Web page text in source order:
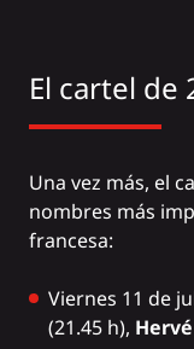
El cartel de
Una vez más, el
nombres más
francesa:
Viernes 11 de
(21.45 h), Hervé